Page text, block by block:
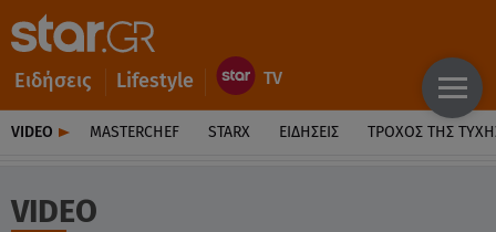
Ειδήσεις Lifestyle
VIDEO MASTERCHEF STARX ΕΙΔΉΣΕΙΣ ΤΡΟΧΌΣ ΤΗΣ
VIDEO